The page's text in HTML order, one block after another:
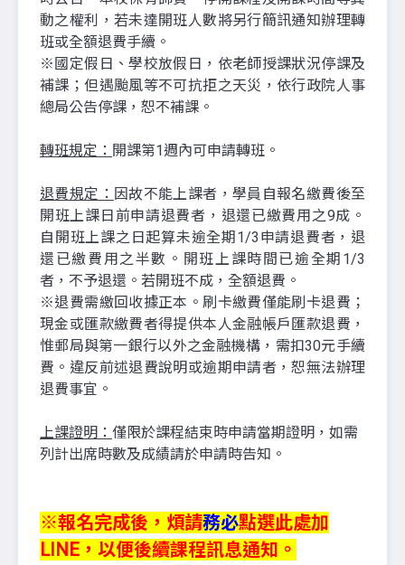
動之權利，若未達開班人數將另行簡訊通知辦理轉
班或全額退費手續。
※國定假日、學校放假日，依老師授課狀況停課及
補課；但遇颱風等不可抗拒之天災，依行政院人事
總局公告停課，恕不補課。
轉班規定： 開課第1週內可申請轉班。
退費規定： 因故不能上課者，學員自報名繳費後至
開班上課日前申請退費者，退還已繳費用之9成。
自開班上課之日起算未逾全期1/3申請退費者，退
還已繳費用之半數。開班上課時間已逾全期1/3
者，不予退還。若開班不成，全額退費。
※退費需繳回收據正本。刷卡繳費僅能刷卡退費；
現金或匯款繳費者得提供本人金融帳戶匯款退費，
惟郵局與第一銀行以外之金融機構，需扣30元手續
費。違反前述退費說明或逾期申請者，恕無法辦理
退費事宜。
上課證明： 僅限於課程結束時申請當期證明，如需
列計出席時數及成績請於申請時告知。
※報名完成後，煩請務必點選此處加
LINE，以便後續課程訊息通知。